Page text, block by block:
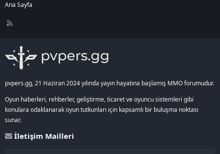
Ana Sayfa
R
pvpers.gg, 21 Haziran 2024 yılında yayın hayatına başlamış MMO forumudur.
Oyun haberleri, rehberler, geliştirme, ticaret ve oyuncu sistemleri gibi
konulara odaklanarak oyun tutkunları için kapsamlı bir buluşma noktası
sunar.
İletişim Mailleri